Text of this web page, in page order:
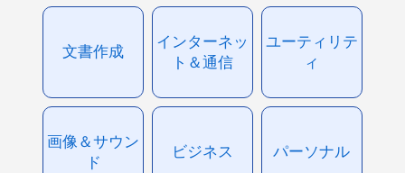
文書作成
インターネッ
ト＆通信
ユーティリテ
ィ
画像＆サウン
ド
ビジネス パーソナル